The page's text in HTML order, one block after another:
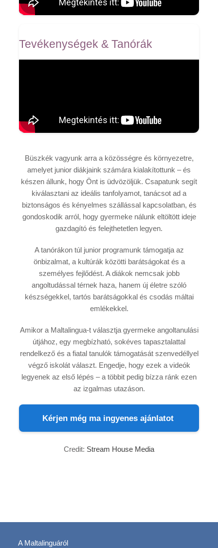
Tevékenységek & Tanórák
Büszkék vagyunk arra a közösségre és környezetre,
amelyet junior diákjaink számára kialakítottunk – és
készen állunk, hogy Önt is üdvözöljük. Csapatunk segít
kiválasztani az ideális tanfolyamot, tanácsot ad a
biztonságos és kényelmes szállással kapcsolatban, és
gondoskodik arról, hogy gyermeke nálunk eltöltött ideje
gazdagító és felejthetetlen legyen.
A tanórákon túl junior programunk támogatja az
önbizalmat, a kultúrák közötti barátságokat és a
személyes fejlődést. A diákok nemcsak jobb
angoltudással térnek haza, hanem új életre szóló
készségekkel, tartós barátságokkal és csodás máltai
emlékekkel.
Amikor a Maltalingua-t választja gyermeke angoltanulási
útjához, egy megbízható, sokéves tapasztalattal
rendelkező és a fiatal tanulók támogatását szenvedéllyel
végző iskolát választ. Engedje, hogy ezek a videók
legyenek az első lépés – a többit pedig bízza ránk ezen
az izgalmas utazáson.
Kérjen még ma ingyenes ajánlatot
Credit: Stream House Media
A Maltalinguáról